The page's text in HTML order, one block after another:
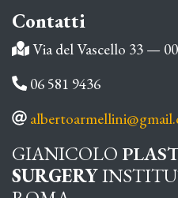
Contatti
Via del Vascello 33 —
06 581 9436
GIANICOLO
SURGERY